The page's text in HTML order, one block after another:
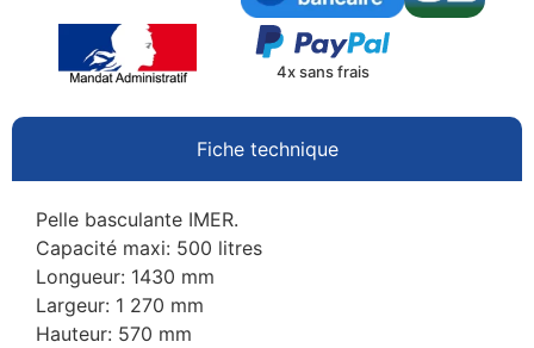
4x sans frais
Fiche technique
Pelle basculante IMER.
Capacité maxi: 500 litres
Longueur: 1430 mm
Largeur: 1 270 mm
Hauteur: 570 mm